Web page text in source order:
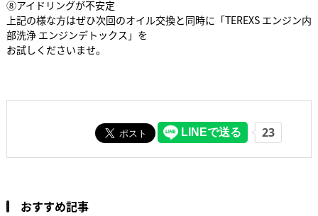
⑧アイドリングが不安定
上記の様な方はぜひ次回のオイル交換と同時に「TEREXS エンジン内
部洗浄 エンジンデトックス」を
お試しくださいませ。
おすすめ記事